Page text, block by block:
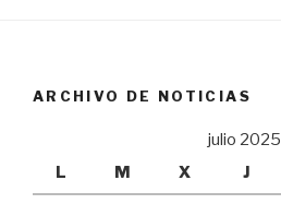
ARCHIVO DE NOTICIAS
julio 2025
L
M X J